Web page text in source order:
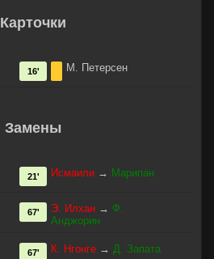
Карточки
М. Петерсен
16'
Замены
Исмаили → Марипан
21'
Э. Илхан → Ф.
Анджорин
67'
К. Нгонге → Д. Запата
67'